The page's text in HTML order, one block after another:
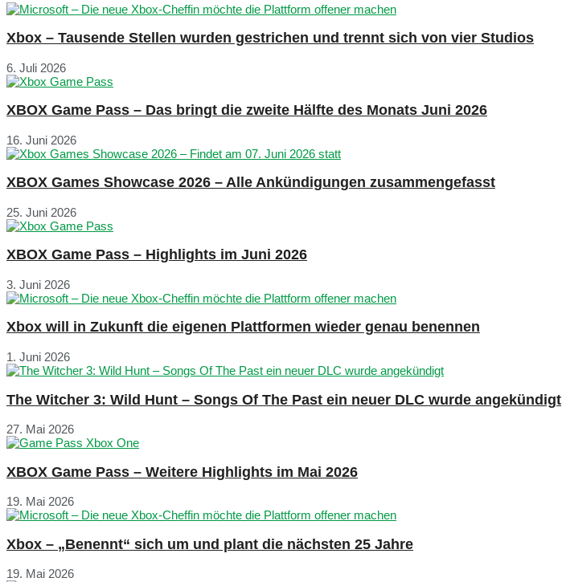
Xbox – Tausende Stellen wurden gestrichen und trennt sich von vier Studios
6. Juli 2026
XBOX Game Pass – Das bringt die zweite Hälfte des Monats Juni 2026
16. Juni 2026
XBOX Games Showcase 2026 – Alle Ankündigungen zusammengefasst
25. Juni 2026
XBOX Game Pass – Highlights im Juni 2026
3. Juni 2026
Xbox will in Zukunft die eigenen Plattformen wieder genau benennen
1. Juni 2026
The Witcher 3: Wild Hunt – Songs Of The Past ein neuer DLC wurde angekündigt
27. Mai 2026
XBOX Game Pass – Weitere Highlights im Mai 2026
19. Mai 2026
Xbox – „Benennt“ sich um und plant die nächsten 25 Jahre
19. Mai 2026